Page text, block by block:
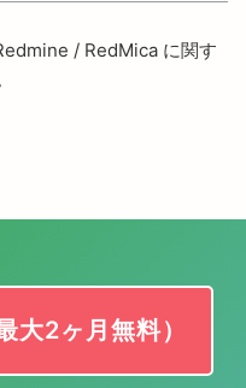
/ RedMica に関す
大2ヶ月無料）